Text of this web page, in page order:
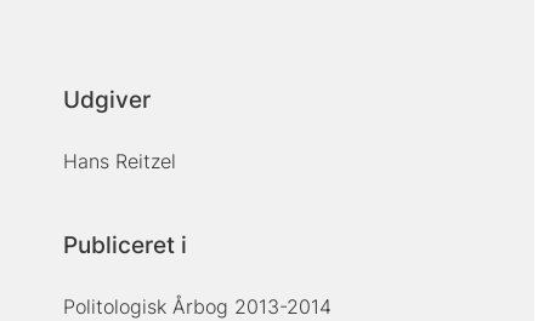
Udgiver
Hans Reitzel
Publiceret i
Politologisk Årbog 2013-2014